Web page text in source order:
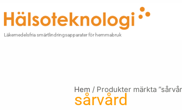
till
innehåll
Läkemedelsfria smärtlindringsapparater för hemmabruk
Hem / Produkter märkta
sårvård